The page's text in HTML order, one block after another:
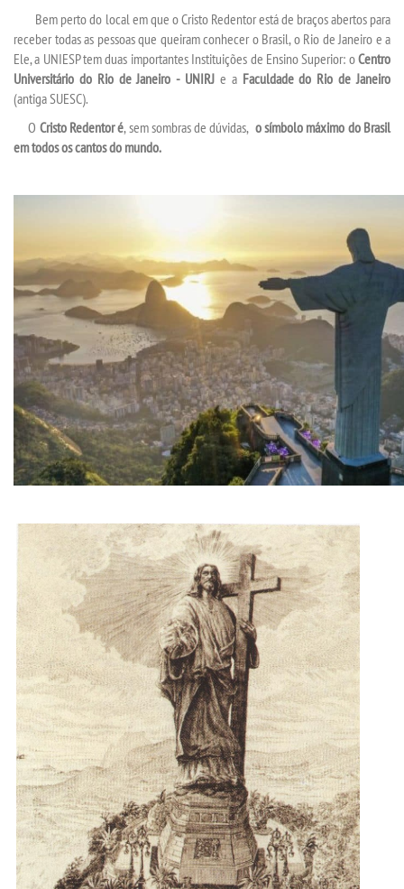
Bem perto do local em que o Cristo Redentor está de braços abertos para
receber todas as pessoas que queiram conhecer o Brasil, o Rio de Janeiro e a
Ele, a UNIESP tem duas importantes Instituições de Ensino Superior: oCentro
Universitário do Rio de Janeiro - UNIRJ e a Faculdade do Rio de Janeiro
(antiga SUESC).
O Cristo Redentoré, sem sombras de dúvidas, o símbolo máximo do Brasil
em todos os cantos do mundo.